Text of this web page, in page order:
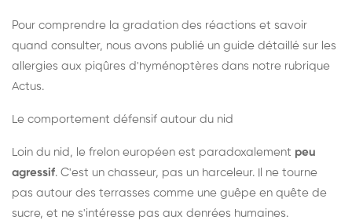
Pour comprendre la gradation des réactions et savoir
quand consulter, nous avons publié un guide détaillé sur les
allergies aux piqûres d'hyménoptères dans notre rubrique
Actus.
Le comportement défensif autour du nid
Loin du nid, le frelon européen est paradoxalement peu
agressif. C'est un chasseur, pas un harceleur. Il ne tourne
pas autour des terrasses comme une guêpe en quête de
sucre, et ne s'intéresse pas aux denrées humaines.